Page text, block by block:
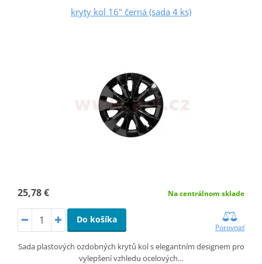
kryty kol 16" černá (sada 4 ks)
25,78 € Na centrálnom sklade
Do košíka
Porovnať
Sada plastových ozdobných krytů kol s elegantním designem pro
vylepšení vzhledu ocelových…